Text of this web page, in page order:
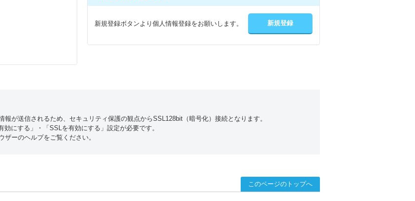
新規登録ボタンより個人情報登録をお願いします。
が送信されるため、セキュリティ保護の観点からSSL128bit（暗号化）接続となります。
にする」・「SSLを有効にする」設定が必要です。
ーのヘルプをご覧ください。
このページのトップへ